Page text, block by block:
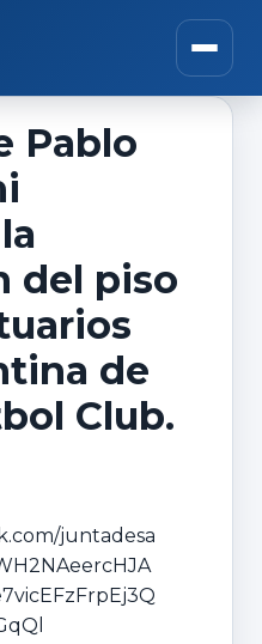
Abrir
Pablo
del piso
de
Club.
juntadesa